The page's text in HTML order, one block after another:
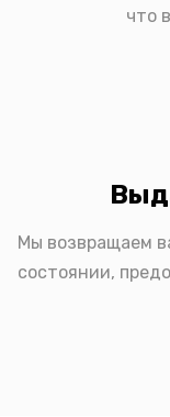
что
Мы возвращаем
состоянии,